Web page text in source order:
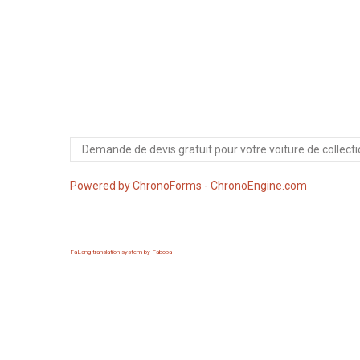
Powered by ChronoForms - ChronoEngine.com
FaLang translation system by Faboba